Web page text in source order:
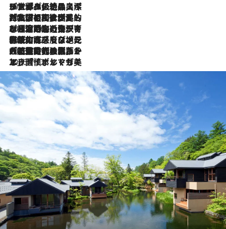
2026.8.8
リスボンの絶品スイーツ「パステル・デ・ナタ」とは？ポルトガル伝統の奥深い世界へ
2026.7.27
「私の祖国はポルトガル語です」国民的詩人フェルナンド・ペソアと、彼が愛した文学の街を歩く
2026.7.26
ポルトガル近海が育む極上の海の幸。キリリと冷えた白ワインと愉しむ、シーフード専門店の贅沢
2026.7.22
伝統の味をモダンに昇華。高感度な地元客が集う、リスボンの最旬ガストロノミー
2026.7.21
大航海時代の栄華から、震災、独裁、そして革命へ。ポルトガル・首都リスボンの石畳に刻まれた「歴史の光と影」
2026.7.13
エッセイ・ヤマザキマリ「慎ましくも美しき国 ポルトガル」